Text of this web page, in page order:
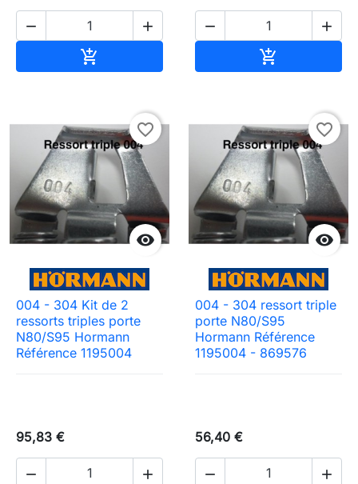
 

 


favorite_border
004 - 304 Kit de 2
ressorts triples porte
N80/S95 Hormann
Référence 1195004
95,83 €
 

favorite_border
004 - 304 ressort triple
porte N80/S95
Hormann Référence
1195004 - 869576
56,40 €
 